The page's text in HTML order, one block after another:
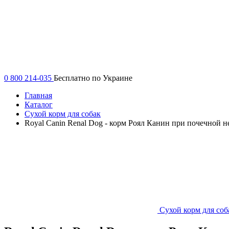
0 800 214-035 Бесплатно по Украине
Главная
Каталог
Сухой корм для собак
Royal Canin Renal Dog - корм Роял Канин при почечной
Сухой корм для